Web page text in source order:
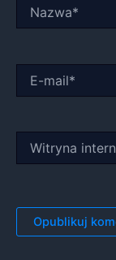
mail*
internetowa